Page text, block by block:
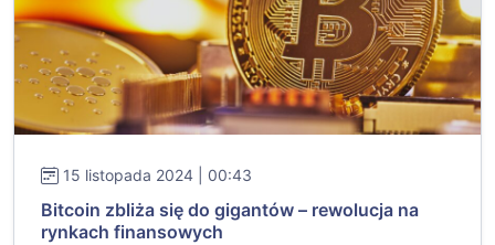
15 listopada 2024 | 00:43
Bitcoin zbliża się do gigantów – rewolucja na
rynkach finansowych